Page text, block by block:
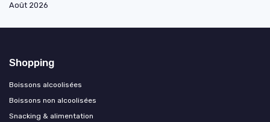
Août 2026
Shopping
Boissons alcoolisées
Boissons non alcoolisées
Snacking & alimentation